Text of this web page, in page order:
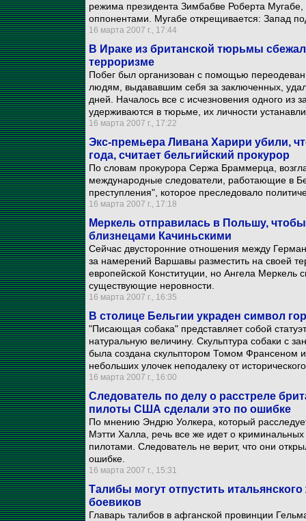
режима президента Зимбабве Роберта
оппонентами. Мугабе открещивается: Запад
16 марта 2007 г., 17:44
В Ираке из британской тюрьмы
терроризме
Побег был организован с помощью
людям, выдававшим себя за заключенных,
дней. Началось все с исчезновения одного из
удерживаются в тюрьме, их личности
16 марта 2007 г., 17:22
Экс-премьера Ливана Харири убили,
года, считает бельгийский прокурор
По словам прокурора Сержа Браммерца,
международные следователи, работающие в
преступления", которое преследовало
16 марта 2007 г., 17:18
Меркель отправилась в Польшу,
близнецами Качиньскими
Сейчас двусторонние отношения между
за намерений Варшавы разместить на своей
европейской Конституции, но Ангела Меркель
существующие неровности.
16 марта 2007 г., 16:35
В столице Бельгии украден символ
"Писающая собака" представляет собой
натуральную величину. Скульптура собаки с
была создана скульптором Томом Франсеном
небольших улочек неподалеку от
16 марта 2007 г., 16:00
Следователь по делу о расстреле
пилоты США сделали это по ошибке
По мнению Эндрю Уолкера, который
Мэтти Халла, речь все же идет о
пилотами. Следователь не верит, что они
ошибке.
16 марта 2007 г., 15:31
Талибы могут отпустить
боевиков
Главарь талибов в афганской провинции